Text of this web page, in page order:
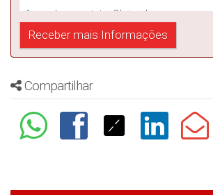
Compartilhar